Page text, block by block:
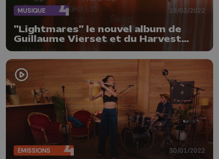
MUSIQUE 19/03/2022
"Lightmares" le nouvel album de
Guillaume Vierset et du Harvest
Group
ÉMISSIONS 30/01/2022